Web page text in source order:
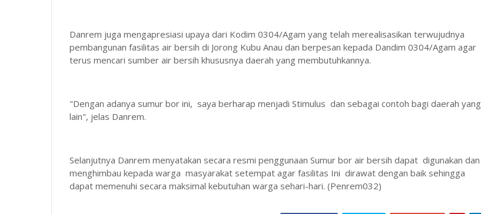
Danrem juga mengapresiasi upaya dari Kodim 0304/Agam yang telah merealisasikan terwujudnya
pembangunan fasilitas air bersih di Jorong Kubu Anau dan berpesan kepada Dandim 0304/Agam agar
terus mencari sumber air bersih khususnya daerah yang membutuhkannya.
"Dengan adanya sumur bor ini, saya berharap menjadi Stimulus dan sebagai contoh bagi daerah yang
lain", jelas Danrem.
Selanjutnya Danrem menyatakan secara resmi penggunaan Sumur bor air bersih dapat digunakan dan
menghimbau kepada warga masyarakat setempat agar fasilitas Ini dirawat dengan baik sehingga
dapat memenuhi secara maksimal kebutuhan warga sehari-hari. (Penrem032)